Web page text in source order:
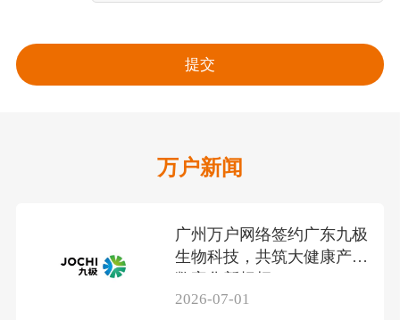
万户新闻
广州万户网络签约广东九极
生物科技，共筑大健康产业
2026-07-01